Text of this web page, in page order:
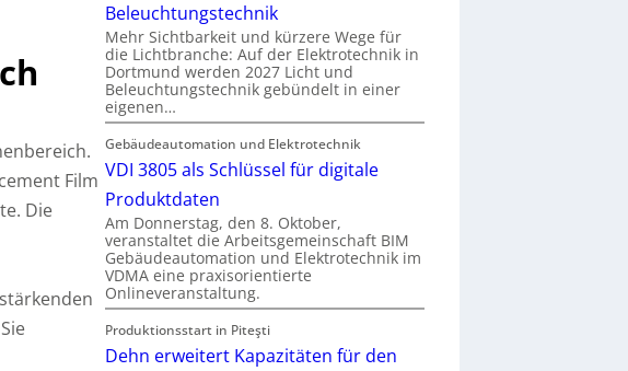
Film
Die
Beleuchtungstechnik
Mehr Sichtbarkeit und kürzere Wege für
die Lichtbranche: Auf der Elektrotechnik in
Dortmund werden 2027 Licht und
Beleuchtungstechnik gebündelt in einer
eigenen…
Gebäudeautomation und Elektrotechnik
VDI 3805 als Schlüssel für digitale
Produktdaten
Am Donnerstag, den 8. Oktober,
veranstaltet die Arbeitsgemeinschaft BIM
Gebäudeautomation und Elektrotechnik im
VDMA eine praxisorientierte
Onlineveranstaltung.
Produktionsstart in Piteşti
Dehn erweitert Kapazitäten für den